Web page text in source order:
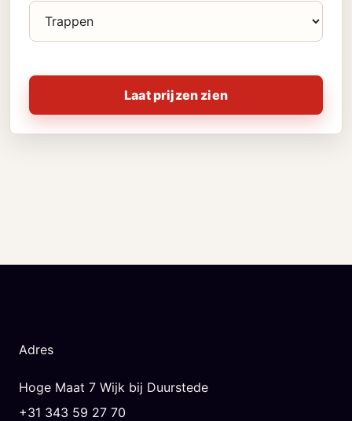
Adres
Hoge Maat 7 Wijk bij Duurstede
+31 343 59 27 70